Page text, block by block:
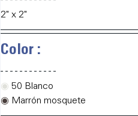
2" x 2"
Color :
◉ 50 Blanco
◉ Marrón mosquete